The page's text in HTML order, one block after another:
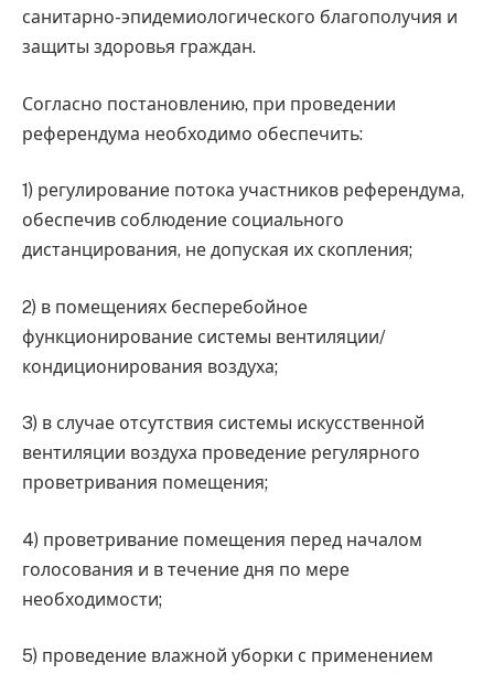
санитарно-эпидемиологического благополучия и
защиты здоровья граждан.
Согласно постановлению, при проведении
референдума необходимо обеспечить:
1) регулирование потока участников референдума,
обеспечив соблюдение социального
дистанцирования, не допуская их скопления;
2) в помещениях бесперебойное
функционирование системы вентиляции/
кондиционирования воздуха;
3) в случае отсутствия системы искусственной
вентиляции воздуха проведение регулярного
проветривания помещения;
4) проветривание помещения перед началом
голосования и в течение дня по мере
необходимости;
5) проведение влажной уборки с применением